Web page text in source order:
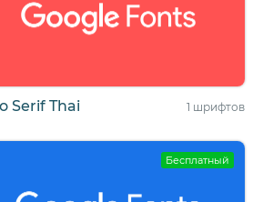
Serif Thai 1 шрифтов
Бесплатный